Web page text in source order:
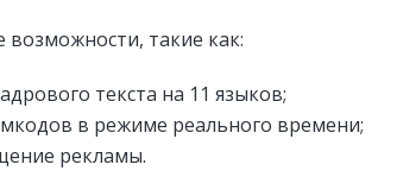
возможности, такие как:
текста на 11 языков;
в режиме реального времени;
рекламы.